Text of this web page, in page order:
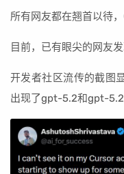
所有网友都在翘首以待
目前，已有眼尖的网友
开发者社区流传的截图
出现了gpt-5.2和gpt-